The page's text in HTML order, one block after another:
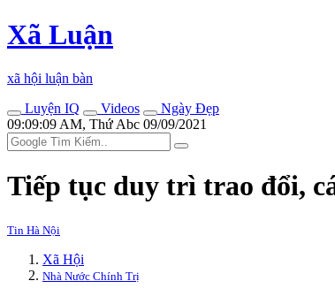
Xã Luận
xã hội luận bàn
Luyện IQ
Videos
Ngày Đẹp
09:09:09 AM, Thứ Abc 09/09/2021
Tiếp tục duy trì trao đổi,
Tin Hà Nội
Xã Hội
Nhà Nước Chính Trị